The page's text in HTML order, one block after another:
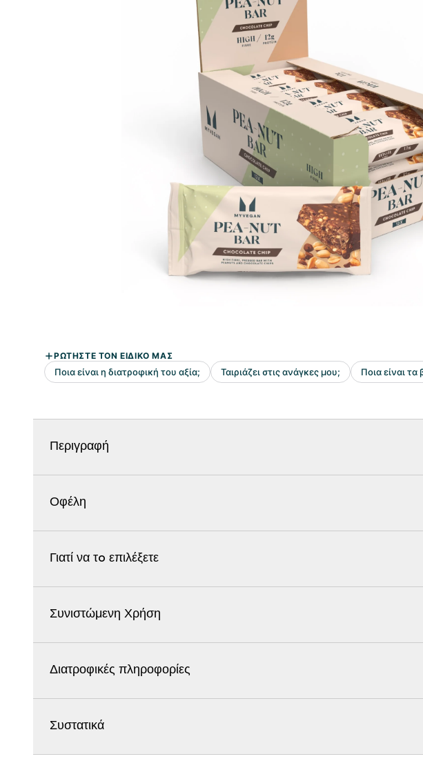
Περιγραφή
Οφέλη
Γιατί να τo επιλέξετε
Συνιστώμενη Χρήση
Διατροφικές πληροφορίες
Συστατικά